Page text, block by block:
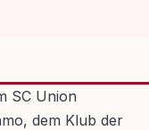
SC Union
dem Klub der